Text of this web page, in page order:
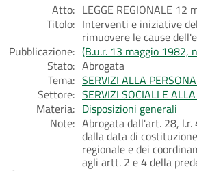
Atto: LEGGE REGIONALE 12
Titolo: Interventi e iniziative
rimuovere le cause
Pubblicazione: (B.u.r. 13 maggio 1982,
Stato: Abrogata
Tema: SERVIZI ALLA
Settore: SERVIZI SOCIALI E
Materia: Disposizioni generali
Note: Abrogata dall'art. 28,
dalla data di
regionale e dei
agli artt. 2 e 4 della